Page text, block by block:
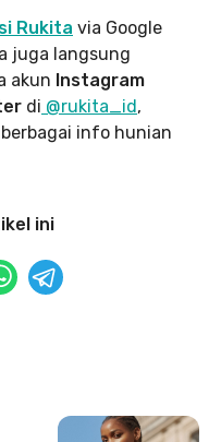
Rukita via Google
juga langsung
akun Instagram
di @rukita_id,
info hunian
ini